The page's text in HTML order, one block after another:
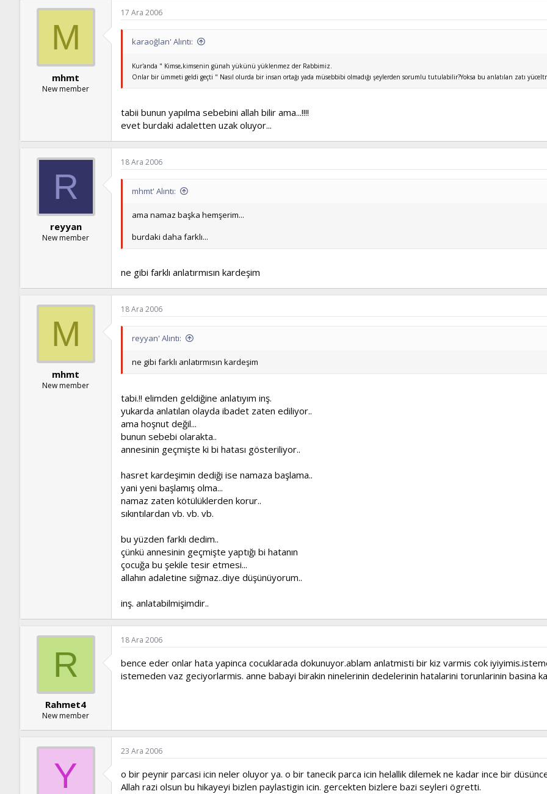
M
mhmt
New member
17 Ara 2006
karaoğlan' Alıntı:
Kur'anda " Kimse,kimsenin günah yükünü yüklenmez der Rabbimiz.
Onlar bir ümmeti geldi geçti " Nasıl olurda bir insan ortağı yada müsebbibi olmadığı şeylerden sorumlu tutulabilir?Yoksa bu anlatılan zatı
tabii bunun yapılma sebebini allah bilir ama...!!!!
evet burdaki adaletten uzak oluyor...
R
reyyan
New member
18 Ara 2006
mhmt' Alıntı:
ama namaz başka hemşerim...
burdaki daha farklı...
ne gibi farklı anlatırmısın kardeşim
M
mhmt
New member
18 Ara 2006
reyyan' Alıntı:
ne gibi farklı anlatırmısın kardeşim
tabi.!! elimden geldiğine anlatıyım inş.
yukarda anlatılan olayda ibadet zaten ediliyor..
ama hoşnut değil...
bunun sebebi olarakta..
annesinin geçmişte ki bi hatası gösteriliyor..
hasret kardeşimin dediği ise namaza başlama..
yani yeni başlamış olma...
namaz zaten kötülüklerden korur..
sıkıntılardan vb. vb. vb.
bu yüzden farklı dedim..
çünkü annesinin geçmişte yaptığı bi hatanın
çocuğa bu şekile tesir etmesi...
allahın adaletine sığmaz..diye düşünüyorum..
inş. anlatabilmişimdir..
R
Rahmet4
New member
18 Ara 2006
bence eder onlar hata yapinca cocuklarada dokunuyor.ablam anlatmisti bir kiz varmis cok
istemeden vaz geciyorlarmis. anne babayi birakin ninelerinin dedelerinin hatalarini torunlarinin basina
Y
23 Ara 2006
o bir peynir parcasi icin neler oluyor ya. o bir tanecik parca icin helallik dilemek ne kadar ince bir
Allah razi olsun bu hikayeyi bizlen paylastigin icin. gercekten bizlere bazi seyleri ögretti.